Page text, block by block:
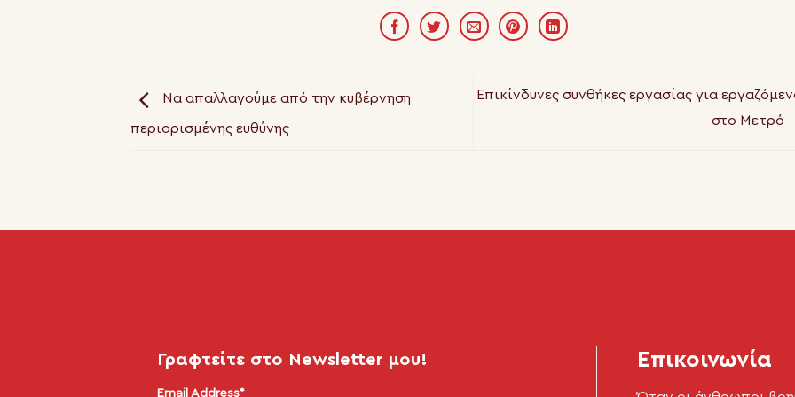
Να απαλλαγούμε από την κυβέρνηση
περιορισμένης ευθύνης
Επικίνδυνες συνθήκες εργασίας για
στο Μετρό
Γραφτείτε στο Newsletter μου!
Email Address*
Επικοινωνία